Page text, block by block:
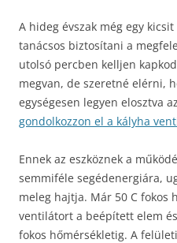
A hideg évszak még egy
tanácsos biztosítani a
utolsó percben kelljen
megvan, de szeretné elérni,
egységesen legyen elosztva
gondolkozzon el a kályha
Ennek az eszköznek a
semmiféle segédenergiára,
meleg hajtja. Már 50 C fokos
ventilátort a beépített elem
fokos hőmérsékletig. A